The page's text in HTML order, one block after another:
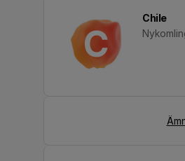
C
Chile